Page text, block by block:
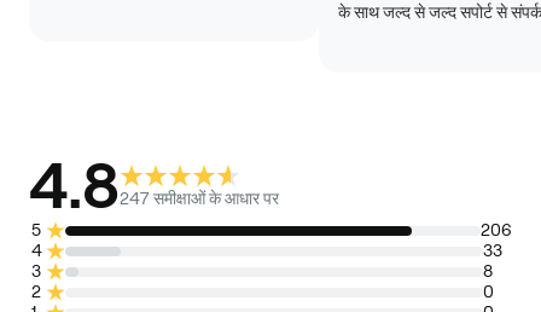
के साथ जल्द से जल्द सपोर्ट से
ग्राहक
समीक्षा
4.8247 समीक्षाओं के आधार पर
5
206
4
33
3
8
2
0